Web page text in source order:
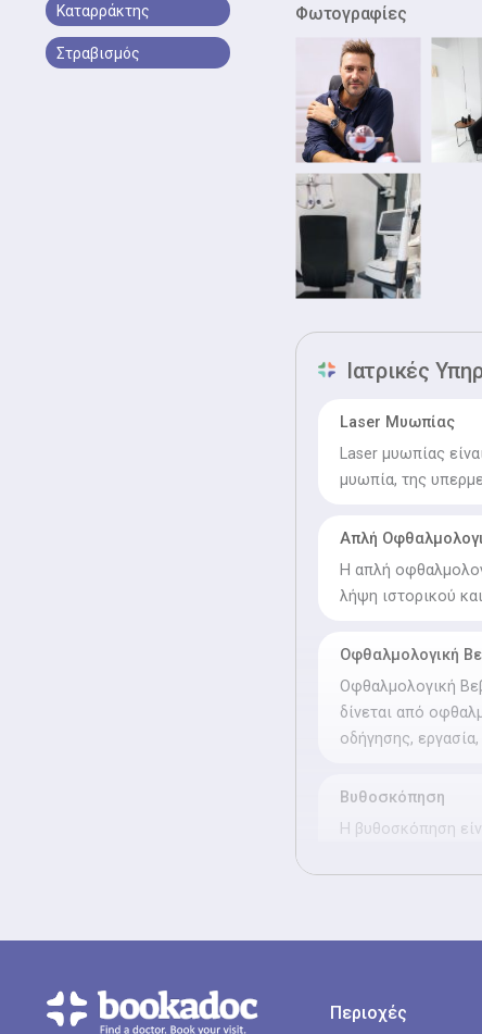
Καταρράκτης
Στραβισμός
το Moorfields Eye
Ευρωπαϊκής Εταιρίας
European Society of
συμμετέχει συχνά
Καταρράκτη και
εργασίες του έχουν
ONE), με μεγάλο
Φωτογραφίες
Ιατρικές
Laser Μυωπίας
Laser μυωπίας
μυωπία, της
Απλή
Η απλή
λήψη ιστορικού
Οφθαλμολογική
Οφθαλμολογική
δίνεται από
οδήγησης,
Βυθοσκόπηση
Η βυθοσκόπηση
χρήση ειδικών
Ο διαθλαστικός
Περιοχές